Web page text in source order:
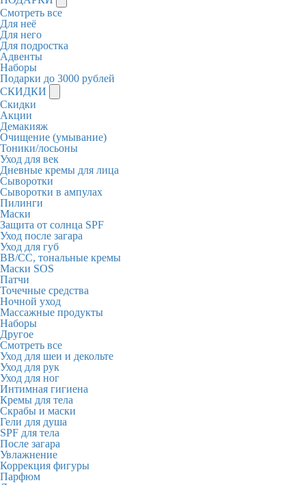
Смотреть все
Для неё
Для него
Для подростка
Адвенты
Наборы
Подарки до 3000 рублей
СКИДКИ
Скидки
Акции
Демакияж
Очищение (умывание)
Тоники/лосьоны
Уход для век
Дневные кремы для лица
Сыворотки
Сыворотки в ампулах
Пилинги
Маски
Защита от солнца SPF
Уход после загара
Уход для губ
BB/CC, тональные кремы
Маски SOS
Патчи
Точечные средства
Ночной уход
Массажные продукты
Наборы
Другое
Смотреть все
Уход для шеи и декольте
Уход для рук
Уход для ног
Интимная гигиена
Кремы для тела
Скрабы и маски
Гели для душа
SPF для тела
После загара
Увлажнение
Коррекция фигуры
Парфюм